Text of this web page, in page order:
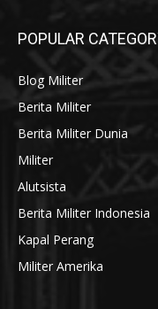
POPULAR
Blog Militer
Berita Militer
Berita Militer Dunia
Militer
Alutsista
Berita Militer Indonesia
Kapal Perang
Militer Amerika